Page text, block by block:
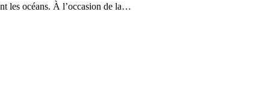
les océans. À l’occasion de la…